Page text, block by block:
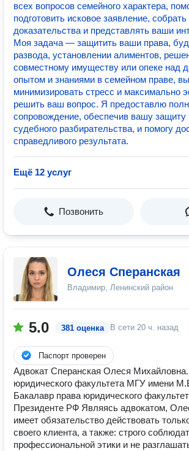
всех вопросов семейного характера,
подготовить исковое заявление,
доказательства и представлять ваши
Моя задача — защитить ваши права,
развода, установлении алиментов,
совместному имуществу или опеке над
опытом и знаниями в семейном праве,
минимизировать стресс и максимально
решить ваш вопрос. Я предоставлю
сопровождение, обеспечив вашу защиту
судебного разбирательства, и помогу
справедливого результата.
Ещё 12 услуг
Позвонить
Олеся Сперанская
Владимир, Ленинский район
5.0 381 оценка В сети 20 ч. назад
Паспорт проверен
Адвокат Сперанская Олеся
юридического факультета МГУ имени
Бакалавр права юридического
Президенте РФ Являясь адвокатом,
имеет обязательство действовать
своего клиента, а также: строго
профессиональной этики и не